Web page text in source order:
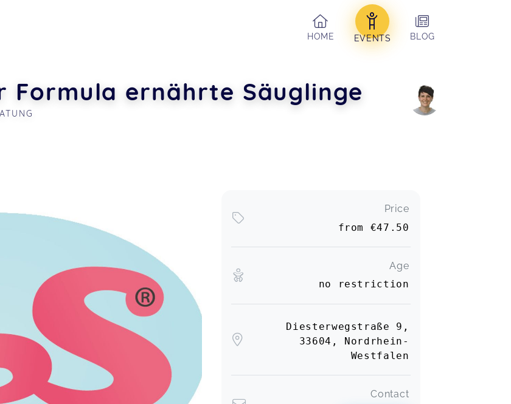
HOME
EVENTS BLOG
Formula ernährte Säuglinge
Price
from €47.50
Age
no restriction
Diesterwegstraße 9,
33604, Nordrhein-
Westfalen
Contact